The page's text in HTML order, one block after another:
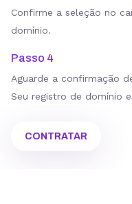
Confirme a seleção no
domínio.
Passo 4
Aguarde a confirmação
Seu registro de domínio
CONTRATAR